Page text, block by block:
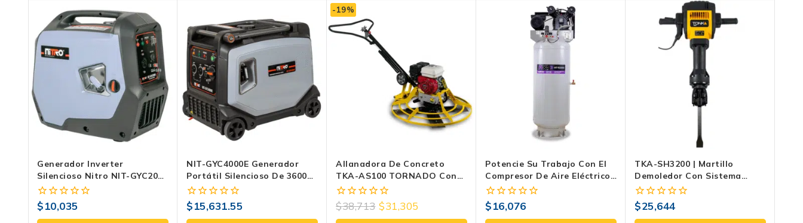
Generador Inverter
Silencioso Nitro NIT-GYC2000
2000W Eficiencia Y
Portabilidad En Energía Eco-
Amigable Silencioso
0
fuera
$10,035
NIT-GYC4000E Generador
Portátil Silencioso De 3600W
– Eficiencia Y Bajo Ruido.
0
fuera
$15,631.55
-19%
Allanadora De Concreto
TKA-AS100 TORNADO Con
Motor Loncin De 5.5HP
0
fuera
$38,713 $31,305
Potencie Su Trabajo Con El
Compresor De Aire Eléctrico
AXT-V2353120 De 3 HP
0
fuera
$16,076
TKA-SH3200 | Martillo
Demoledor Con Sistema
Anti-Vibración
0
fuera
$25,644